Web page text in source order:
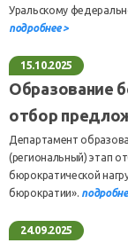
Уральскому
подробнее >
15.10.2025
Образование
отбор
Департамент
(региональный) этап
бюрократической
бюрократии».
24.09.2025